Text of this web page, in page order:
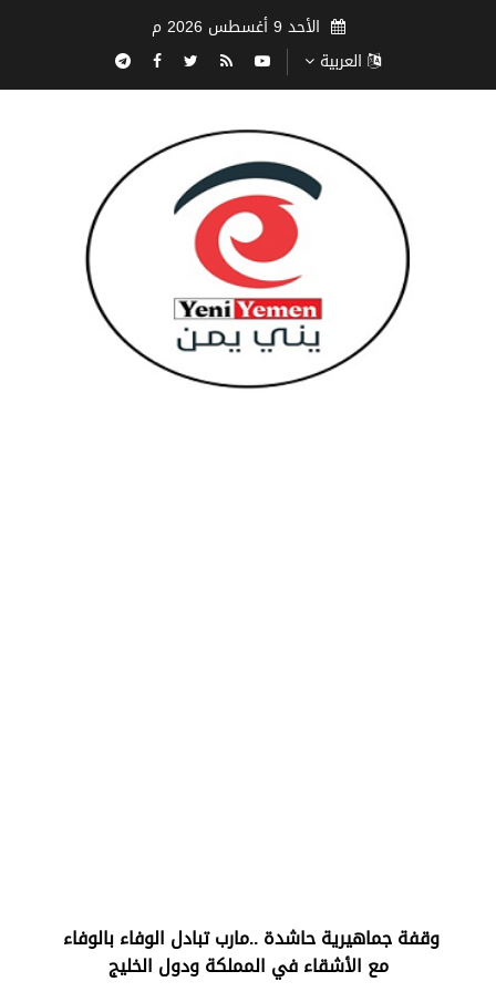
الأحد 9 أغسطس 2026 م
العربية
‏وقفة جماهيرية حاشدة ..مارب ‏تبادل الوفاء بالوفاء ‏
مع الأشقاء في المملكة ودول الخليج